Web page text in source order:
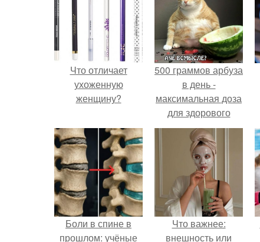
Что отличает
ухоженную
женщину?
500 граммов арбуза
в день -
максимальная доза
для здорового
взрослого,
предупредили
врачи.
Боли в спине в
прошлом: учёные
Что важнее:
внешность или